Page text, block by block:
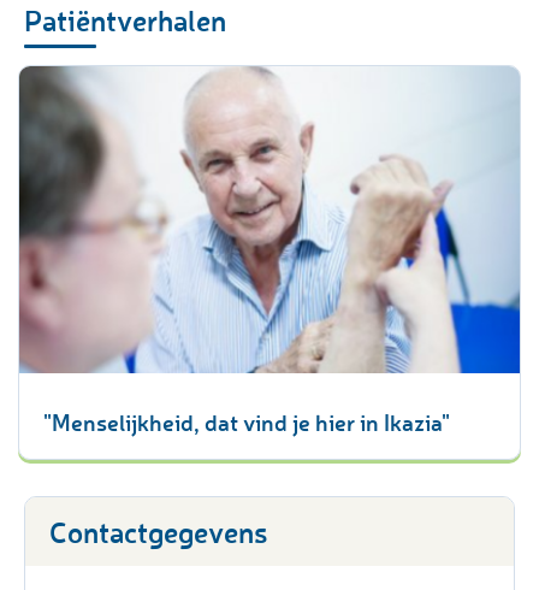
Patiëntverhalen
"Menselijkheid, dat vind je hier in Ikazia"
Contactgegevens